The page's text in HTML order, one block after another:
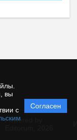
вы
с
Согласен
Powered by